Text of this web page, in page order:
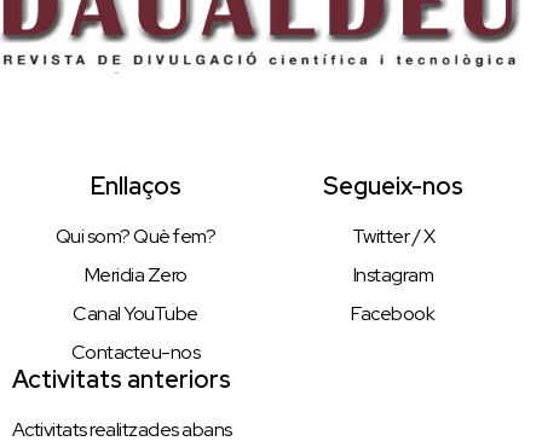
Enllaços
Qui som? Què fem?
Meridia Zero
Canal YouTube
Contacteu-nos
Segueix-nos
Twitter / X
Instagram
Facebook
Activitats anteriors
Activitats realitzades abans